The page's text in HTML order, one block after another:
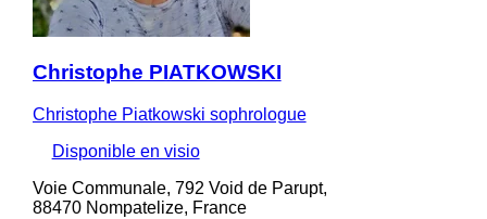
Christophe PIATKOWSKI
Christophe Piatkowski sophrologue
Disponible en visio
Voie Communale, 792 Void de Parupt,
88470 Nompatelize, France